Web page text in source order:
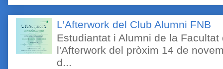
L'Afterwork del Club Alumni FNB
Estudiantat i Alumni de la
l'Afterwork del pròxim 14 de
d...